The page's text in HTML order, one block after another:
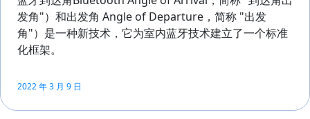
发角"）和出发角 Angle of Departure，简称 "出发
角"）是一种新技术，它为室内蓝牙技术建立了一个标准
化框架。
2022 年 3 月 9 日